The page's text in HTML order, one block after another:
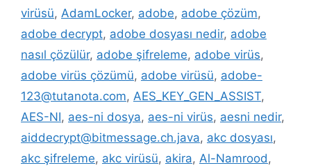
virüsü, AdamLocker, adobe, adobe çözüm,
adobe decrypt, adobe dosyası nedir, adobe
nasıl çözülür, adobe şifreleme, adobe virüs,
adobe virüs çözümü, adobe virüsü, adobe-
123@tutanota.com, AES_KEY_GEN_ASSIST,
AES-NI, aes-ni dosya, aes-ni virüs, aesni nedir,
aiddecrypt@bitmessage.ch.java, akc dosyası,
akc şifreleme, akc virüsü, akira, Al-Namrood,